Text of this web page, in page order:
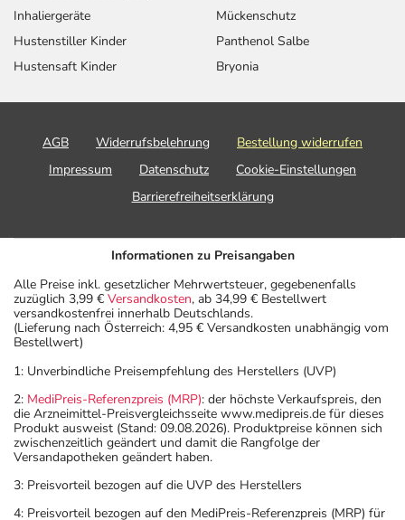
Inhaliergeräte
Hustenstiller Kinder
Hustensaft Kinder
Mückenschutz
Panthenol Salbe
Bryonia
AGB Widerrufsbelehrung
Bestellung widerrufen
Impressum
Datenschutz
Cookie-Einstellungen
Barrierefreiheitserklärung
Informationen zu Preisangaben
Alle Preise inkl. gesetzlicher Mehrwertsteuer, gegebenenfalls
zuzüglich 3,99 € Versandkosten, ab 34,99 € Bestellwert
versandkostenfrei innerhalb Deutschlands.
(Lieferung nach Österreich: 4,95 € Versandkosten unabhängig vom
Bestellwert)
1: Unverbindliche Preisempfehlung des Herstellers (UVP)
2: MediPreis-Referenzpreis (MRP): der höchste Verkaufspreis, den
die Arzneimittel-Preisvergleichsseite www.medipreis.de für dieses
Produkt ausweist (Stand: 09.08.2026). Produktpreise können sich
zwischenzeitlich geändert und damit die Rangfolge der
Versandapotheken geändert haben.
3: Preisvorteil bezogen auf die UVP des Herstellers
4: Preisvorteil bezogen auf den MediPreis-Referenzpreis (MRP) für